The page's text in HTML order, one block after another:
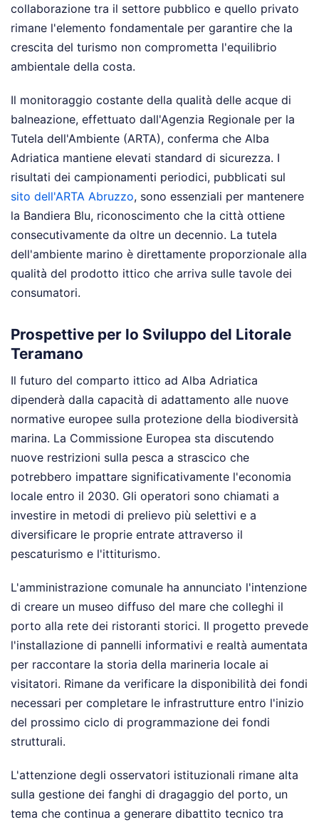
collaborazione tra il settore pubblico e quello privato
rimane l'elemento fondamentale per garantire che la
crescita del turismo non comprometta l'equilibrio
ambientale della costa.
Il monitoraggio costante della qualità delle acque di
balneazione, effettuato dall'Agenzia Regionale per la
Tutela dell'Ambiente (ARTA), conferma che Alba
Adriatica mantiene elevati standard di sicurezza. I
risultati dei campionamenti periodici, pubblicati sul
sito dell'ARTA Abruzzo, sono essenziali per mantenere
la Bandiera Blu, riconoscimento che la città ottiene
consecutivamente da oltre un decennio. La tutela
dell'ambiente marino è direttamente proporzionale alla
qualità del prodotto ittico che arriva sulle tavole dei
consumatori.
Prospettive per lo Sviluppo del Litorale
Teramano
Il futuro del comparto ittico ad Alba Adriatica
dipenderà dalla capacità di adattamento alle nuove
normative europee sulla protezione della biodiversità
marina. La Commissione Europea sta discutendo
nuove restrizioni sulla pesca a strascico che
potrebbero impattare significativamente l'economia
locale entro il 2030. Gli operatori sono chiamati a
investire in metodi di prelievo più selettivi e a
diversificare le proprie entrate attraverso il
pescaturismo e l'ittiturismo.
L'amministrazione comunale ha annunciato l'intenzione
di creare un museo diffuso del mare che colleghi il
porto alla rete dei ristoranti storici. Il progetto prevede
l'installazione di pannelli informativi e realtà aumentata
per raccontare la storia della marineria locale ai
visitatori. Rimane da verificare la disponibilità dei fondi
necessari per completare le infrastrutture entro l'inizio
del prossimo ciclo di programmazione dei fondi
strutturali.
L'attenzione degli osservatori istituzionali rimane alta
sulla gestione dei fanghi di dragaggio del porto, un
tema che continua a generare dibattito tecnico tra